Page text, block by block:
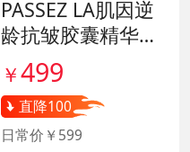
PASSEZ LA肌因逆
龄抗皱胶囊精华油
货号139887
￥499
直降100
日常价￥599